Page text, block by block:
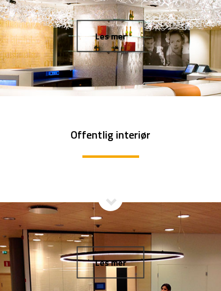
Les mer
Offentlig interiør
Les mer